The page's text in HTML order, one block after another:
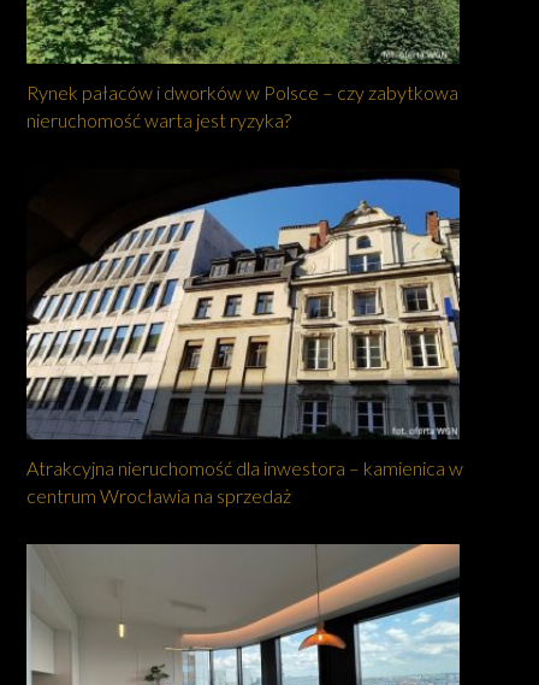
Rynek pałaców i dworków w Polsce – czy zabytkowa
nieruchomość warta jest ryzyka?
Atrakcyjna nieruchomość dla inwestora – kamienica w
centrum Wrocławia na sprzedaż